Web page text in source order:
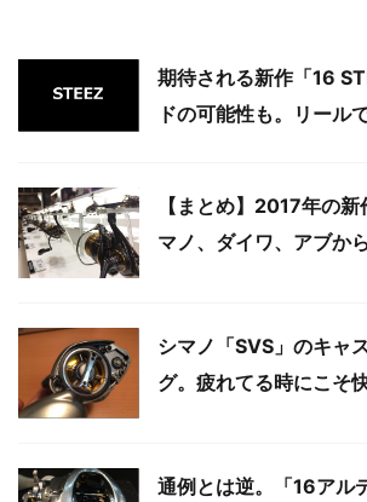
期待される新作「16
ドの可能性も。リール
【まとめ】2017年の
マノ、ダイワ、アブか
シマノ「SVS」のキャ
グ。疲れてる時にこそ快
通例とは逆。「16アル